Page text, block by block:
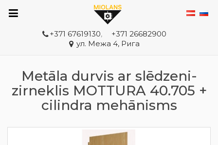
+371 67619130,
+371 26682900
ул. Межа 4, Рига
Metāla durvis ar slēdzeni-
zirneklis MOTTURA 40.705 +
cilindra mehānisms